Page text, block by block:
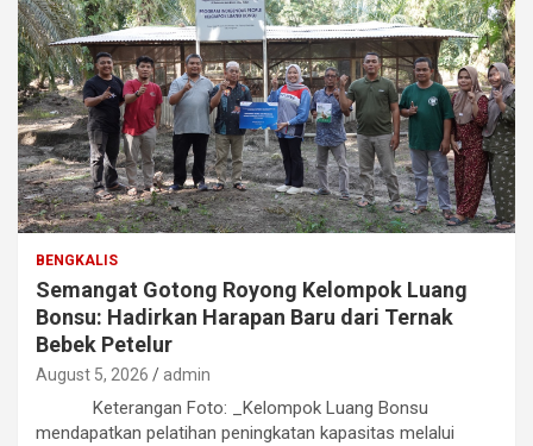
BENGKALIS
Semangat Gotong Royong Kelompok Luang
Bonsu: Hadirkan Harapan Baru dari Ternak
Bebek Petelur
August 5, 2026 admin
Keterangan Foto: _Kelompok Luang Bonsu
mendapatkan pelatihan peningkatan kapasitas melalui